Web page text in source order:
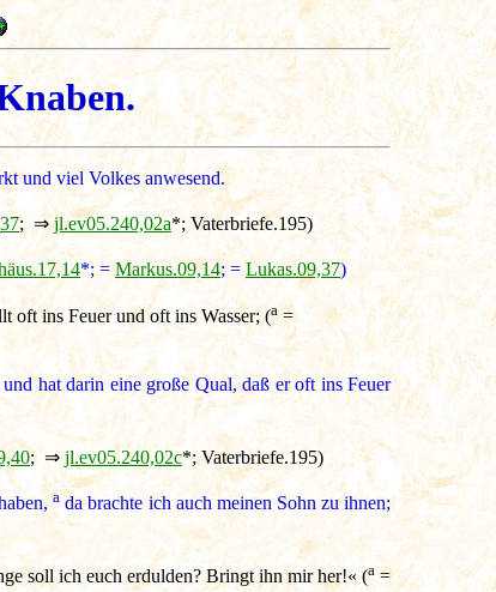
und viel Volkes anwesend.
; ⇒jl.ev05.240,02a*; Vaterbriefe.195)
*; = Markus.09,14; = Lukas.09,37)
oft ins Feuer und oft ins Wasser; (a =
hat darin eine große Qual, daß er oft ins Feuer
; ⇒ jl.ev05.240,02c*; Vaterbriefe.195)
a da brachte ich auch meinen Sohn zu ihnen;
soll ich euch erdulden? Bringt ihn mir her!« (a =